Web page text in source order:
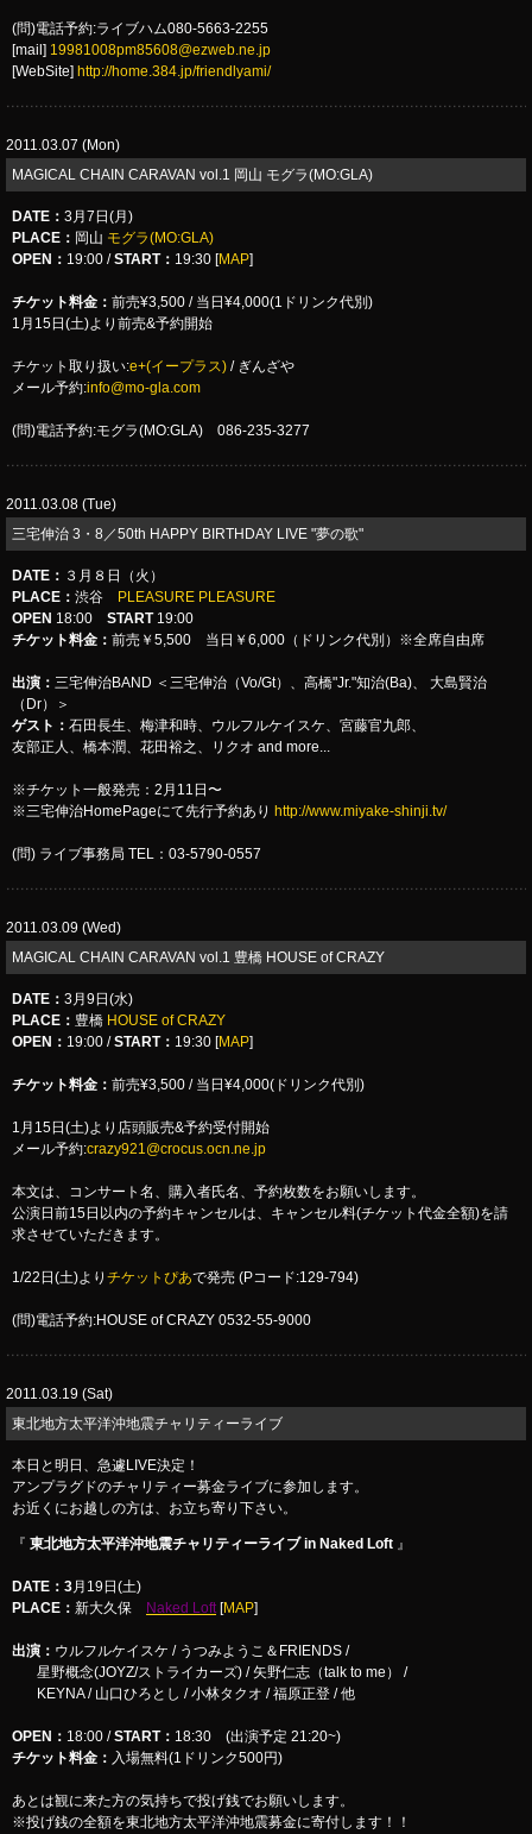
(問)電話予約:ライブハム080-5663-2255
[mail] 19981008pm85608@ezweb.ne.jp
[WebSite] http://home.384.jp/friendlyami/
2011.03.07 (Mon)
MAGICAL CHAIN CARAVAN vol.1 岡山 モグラ(MO:GLA)
DATE ： 3月7日(月)
PLACE ： 岡山 モグラ(MO:GLA)
OPEN： 19:00 /START： 19:30 [MAP]
チケット料金： 前売¥3,500 / 当日¥4,000(1ドリンク代別)
1月15日(土)より前売&予約開始
チケット取り扱い:e+(イープラス) / ぎんざや
メール予約:info@mo-gla.com
(問)電話予約:モグラ(MO:GLA) 086-235-3277
2011.03.08 (Tue)
三宅伸治 3・8／50th HAPPY BIRTHDAY LIVE "夢の歌"
DATE： ３月８日（火）
PLACE： 渋谷
PLEASURE PLEASURE
OPEN 18:00 START19:00
チケット料金： 前売￥5,500 当日￥6,000（ドリンク代別）※全席自由席
出演： 三宅伸治BAND ＜三宅伸治（Vo/Gt）、高橋"Jr."知治(Ba)、 大島賢治
（Dr）＞
ゲスト： 石田長生、梅津和時、ウルフルケイスケ、宮藤官九郎、
友部正人、橋本潤、花田裕之、リクオ and more...
※チケット一般発売：2月11日〜
※三宅伸治HomePageにて先行予約あり http://www.miyake-shinji.tv/
(問) ライブ事務局 TEL：03-5790-0557
2011.03.09 (Wed)
MAGICAL CHAIN CARAVAN vol.1 豊橋 HOUSE of CRAZY
DATE ： 3月9日(水)
PLACE ： 豊橋 HOUSE of CRAZY
OPEN： 19:00 /START： 19:30 [MAP]
チケット料金： 前売¥3,500 / 当日¥4,000(ドリンク代別)
1月15日(土)より店頭販売&予約受付開始
メール予約:crazy921@crocus.ocn.ne.jp
本文は、コンサート名、購入者氏名、予約枚数をお願いします。
公演日前15日以内の予約キャンセルは、キャンセル料(チケット代金全額)を請
求させていただきます。
1/22日(土)より チケットぴあで発売 (Pコード:129-794)
(問)電話予約:HOUSE of CRAZY 0532-55-9000
2011.03.19 (Sat)
東北地方太平洋沖地震チャリティーライブ
本日と明日、急遽LIVE決定！
アンプラグドのチャリティー募金ライブに参加します。
お近くにお越しの方は、お立ち寄り下さい。
『 東北地方太平洋沖地震チャリティーライブ in Naked Loft 』
DATE ：3月19日(土)
PLACE ： 新大久保 Naked Loft [MAP]
出演： ウルフルケイスケ / うつみようこ＆FRIENDS /
星野概念(JOYZ/ストライカーズ) / 矢野仁志（talk to me） /
KEYNA / 山口ひろとし / 小林タクオ / 福原正登 / 他
OPEN： 18:00 /START： 18:30 (出演予定 21:20~)
チケット料金： 入場無料(1ドリンク500円)
あとは観に来た方の気持ちで投げ銭でお願いします。
※投げ銭の全額を東北地方太平洋沖地震募金に寄付します！！